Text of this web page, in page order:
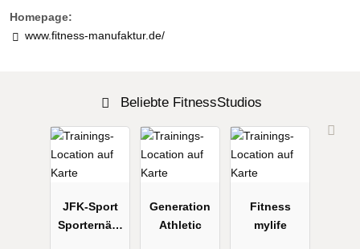
Homepage:
www.fitness-manufaktur.de/
Beliebte FitnessStudios
JFK-Sport
Sporternähr
Generation
Athletic
Fitness
mylife